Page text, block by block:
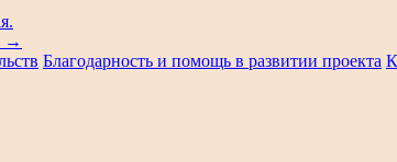
→
Благодарность и помощь в развитии проекта